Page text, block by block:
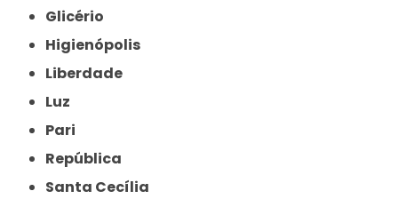
Glicério
Higienópolis
Liberdade
Luz
Pari
República
Santa Cecília